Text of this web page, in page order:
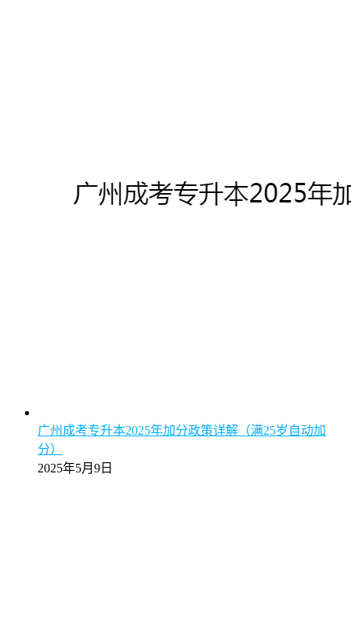
广州成考专升本2025年加分政策详解（满25岁自动加
分）
2025年5月9日